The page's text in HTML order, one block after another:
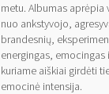
metu. Albumas
nuo ankstyvojo,
brandesnių,
energingas, emocingas
kuriame aiškiai girdėti
emocinė intensija.